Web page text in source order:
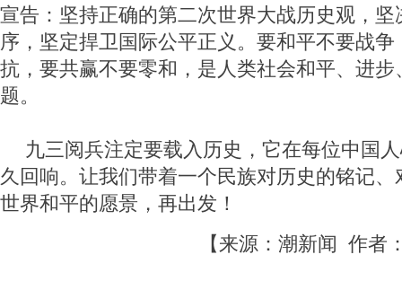
宣告：坚持正确的第二次世界大战历史观，
序，坚定捍卫国际公平正义。要和平不要战
抗，要共赢不要零和，是人类社会和平、进步
题。
九三阅兵注定要载入历史，它在每位中国
久回响。让我们带着一个民族对历史的铭记
世界和平的愿景，再出发！
【来源：潮新闻 作者